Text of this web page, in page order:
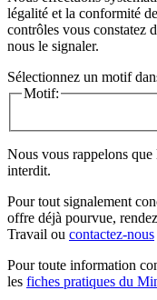
légalité et la conformité
contrôles vous constatez
nous le signaler.
Sélectionnez un motif
Motif:
Nous vous rappelons
interdit.
Pour tout signalement
offre déjà pourvue,
Travail ou contactez-nous
Pour toute information
les fiches pratiques du